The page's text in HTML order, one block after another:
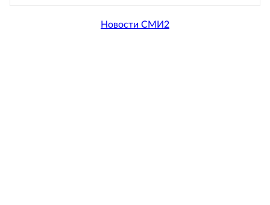
Новости СМИ2